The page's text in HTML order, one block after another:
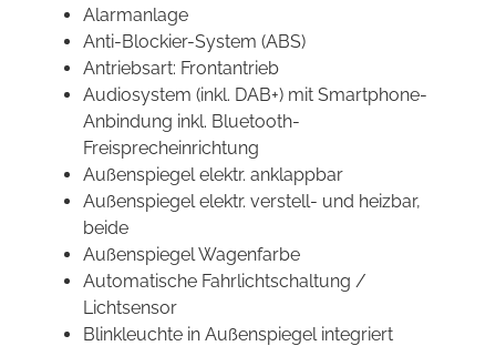
Alarmanlage
Anti-Blockier-System (ABS)
Antriebsart: Frontantrieb
Audiosystem (inkl. DAB+) mit Smartphone-
Anbindung inkl. Bluetooth-
Freisprecheinrichtung
Außenspiegel elektr. anklappbar
Außenspiegel elektr. verstell- und heizbar,
beide
Außenspiegel Wagenfarbe
Automatische Fahrlichtschaltung /
Lichtsensor
Blinkleuchte in Außenspiegel integriert